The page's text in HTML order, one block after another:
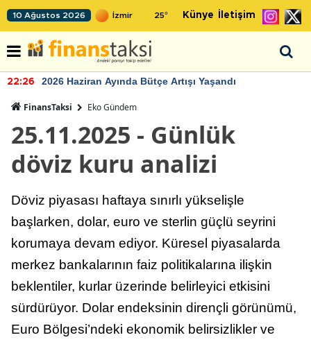
10 Ağustos 2026 25° Künye İletişim
22:26 2026 Haziran Ayında Bütçe Artışı Yaşandı
FinansTaksi Eko Gündem
25.11.2025 - Günlük
döviz kuru analizi
Döviz piyasası haftaya sınırlı yükselişle
başlarken, dolar, euro ve sterlin güçlü seyrini
korumaya devam ediyor. Küresel piyasalarda
merkez bankalarının faiz politikalarına ilişkin
beklentiler, kurlar üzerinde belirleyici etkisini
sürdürüyor. Dolar endeksinin dirençli görünümü,
Euro Bölgesi’ndeki ekonomik belirsizlikler ve